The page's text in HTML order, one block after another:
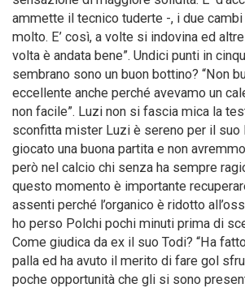
ammette il tecnico tuderte -, i due cambi
molto. E’ così, a volte si indovina ed
volta è andata bene”. Undici punti in
sembrano sono un buon bottino? “Non
eccellente anche perché avevamo un
non facile”. Luzi non si fascia mica la
sconfitta mister Luzi è sereno per il suo
giocato una buona partita e non
però nel calcio chi senza ha sempre
questo momento è importante
assenti perché l’organico è ridotto
ho perso Polchi pochi minuti prima di
Come giudica da ex il suo Todi? “Ha
palla ed ha avuto il merito di fare gol
poche opportunità che gli si sono